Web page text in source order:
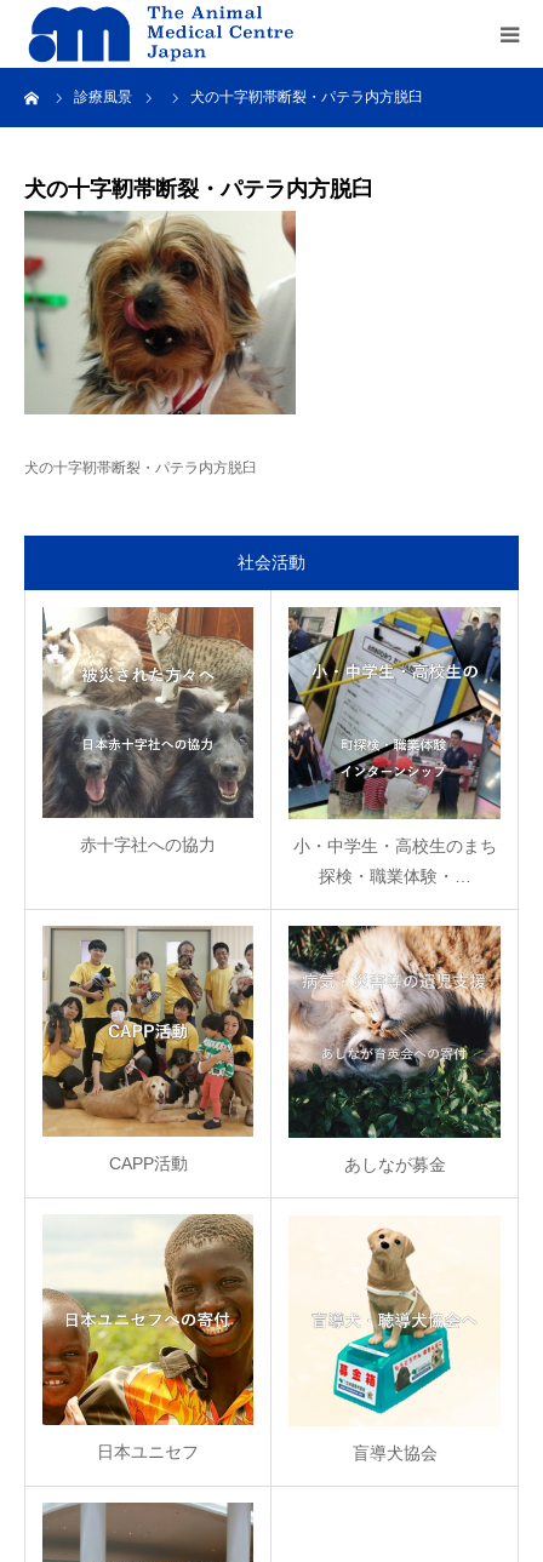
診療風景 犬の十字靭帯断裂・パテラ内方脱臼
犬の十字靭帯断裂・パテラ内方脱臼
犬の十字靭帯断裂・パテラ内方脱臼
社会活動
赤十字社への協力
小・中学生・高校生のまち
探検・職業体験・…
CAPP活動 あしなが募金
日本ユニセフ 盲導犬協会
Home
service
recruit
contact us